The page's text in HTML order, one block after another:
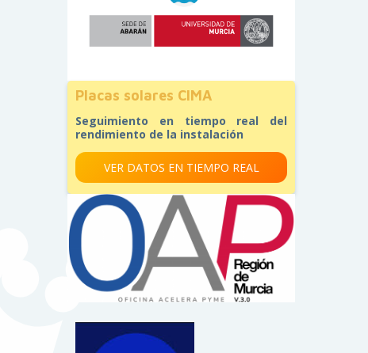
Placas solares CIMA
Seguimiento en tiempo real del
rendimiento de la instalación
VER DATOS EN TIEMPO REAL